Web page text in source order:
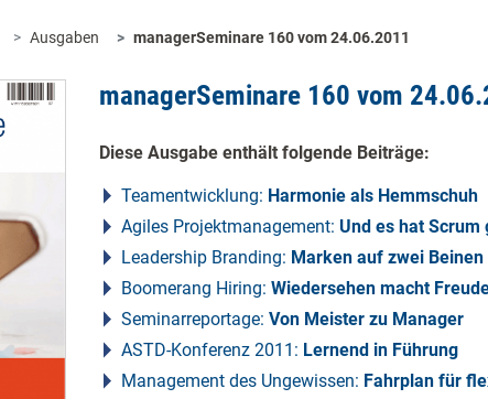
Ausgaben managerSeminare 160 vom 24.06.2011
managerSeminare 160 vom
Diese Ausgabe enthält folgende Beiträge:
Teamentwicklung: Harmonie als Hemmschuh
Agiles Projektmanagement: Und es hat Scrum
Leadership Branding: Marken auf zwei Beinen
Boomerang Hiring: Wiedersehen macht
Seminarreportage: Von Meister zu Manager
ASTD-Konferenz 2011: Lernend in Führung
Management des Ungewissen: Fahrplan für